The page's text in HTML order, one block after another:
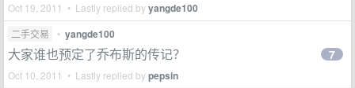
Oct 19, 2011 • Lastly replied byyangde100
二手交易 • yangde100
大家谁也预定了乔布斯的传记？
Oct 10, 2011 • Lastly replied bypepsin
7